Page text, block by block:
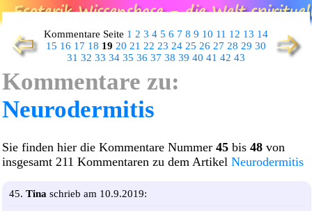
Kommentare Seite 1 2 3 4 5 6 7 8 9 10 11 12 13 14
15 16 17 18 19 20 21 22 23 24 25 26 27 28 29 30
31 32 33 34 35 36 37 38 39 40 41 42 43
Kommentare zu:
Neurodermitis
Sie finden hier die Kommentare Nummer 45 bis 48 von
insgesamt 211 Kommentaren zu dem Artikel Neurodermitis
45. Tina schrieb am 10.9.2019: